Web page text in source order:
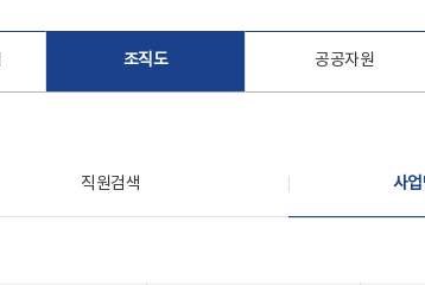
조직도 공공자원
직원검색 사